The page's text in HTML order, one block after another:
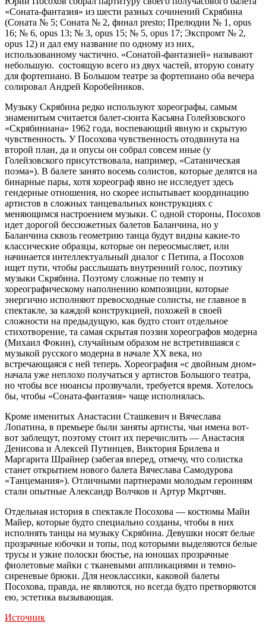
«Соната-фантазия» из шести разных сочинений Скрябина
(Соната № 5; Соната № 2, финал presto; Прелюдии № 1, opus
16; № 6, opus 13; № 3, opus 15; № 5, opus 17; Экспромт № 2,
opus 12) и дал ему название по одному из них,
использованному частично. «Сонатой-фантазией» называют
небольшую. состоящую всего из двух частей, вторую сонату
для фортепиано. В Большом театре за фортепиано оба вечера
солировал Андрей Коробейников.
Музыку Скрябина редко используют хореографы, самым
знаменитым считается балет-сюита Касьяна Голейзовского
«Скрябиниана» 1962 года, воспевающий явную и скрытую
чувственность. У Посохова чувственность отодвинута на
второй план, да и опусы он собрал совсем иные (у
Голейзовского присутствовала, например, «Сатаническая
поэма»). В балете занято восемь солистов, которые делятся на
бинарные пары, хотя хореограф явно не исследует здесь
гендерные отношения, но скорее испытывает координацию
артистов в сложных танцевальных конструкциях с
меняющимся настроением музыки. С одной стороны, Посохов
идет дорогой бессюжетных балетов Баланчина, но у
Баланчина сквозь геометрию танца будут видны какие-то
классические образцы, которые он переосмысляет, или
начинается интеллектуальный диалог с Петипа, а Посохов
ищет пути, чтобы расслышать внутренний голос, поэтику
музыки Скрябина. Поэтому сложные по темпу и
хореографическому наполнению композиции, которые
энергично исполняют превосходные солисты, не главное в
спектакле, за каждой конструкцией, похожей в своей
сложности на предыдущую, как будто стоит отдельное
стихотворение, та самая скрытая поэзия хореографов модерна
(Михаил Фокин), случайным образом не встретившаяся с
музыкой русского модерна в начале XX века, но
встречающаяся с ней теперь. Хореография «с двойным дном»
начала уже неплохо получаться у артистов Большого театра,
но чтобы все нюансы прозвучали, требуется время. Хотелось
бы, чтобы «Соната-фантазия» чаще исполнялась.
Кроме именитых Анастасии Сташкевич и Вячеслава
Лопатина, в премьере были заняты артисты, чьи имена вот-
вот заблещут, поэтому стоит их перечислить — Анастасия
Денисова и Алексей Путинцев, Виктория Брилева и
Маргарита Шрайнер (забегая вперед, отмечу, что солистка
станет открытием нового балета Вячеслава Самодурова
«Танцемания»). Отличными партнерами молодым героиням
стали опытные Александр Волчков и Артур Мкртчян.
Отдельная история в спектакле Посохова — костюмы Майи
Майер, которые будто специально созданы, чтобы в них
исполнять танцы на музыку Скрябина. Девушки носят белые
прозрачные юбочки и топы, под которыми выделяются белые
трусы и узкие полоски бюстье, на юношах прозрачные
фиолетовые майки с тканевыми аппликациями и темно-
сиреневые брюки. Для неоклассики, каковой балеты
Посохова, правда, не являются, но всегда будто претворяются
ею, эстетика вызывающая.
Источник